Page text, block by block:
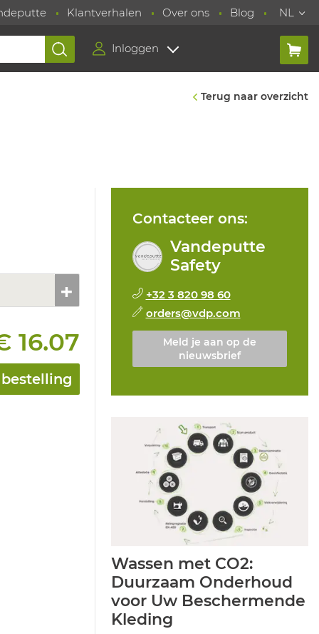
Klantverhalen Over ons Blog NL
Inloggen
Terug naar overzicht
16.07
Contacteer ons:
Vandeputte
Safety
+32 3 820 98 60
orders@vdp.com
Meld je aan op de
nieuwsbrief
Wassen met CO2:
Duurzaam Onderhoud
voor Uw Beschermende
Kleding